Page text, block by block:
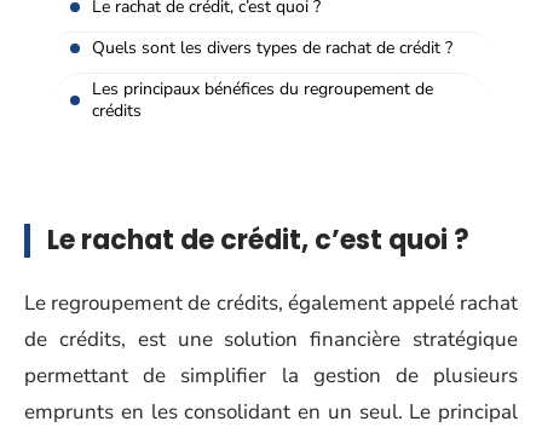
Le rachat de crédit, c’est quoi ?
Quels sont les divers types de rachat de crédit ?
Les principaux bénéfices du regroupement de
crédits
Le rachat de crédit, c’est quoi ?
Le regroupement de crédits, également appelé rachat
de crédits, est une solution financière stratégique
permettant de simplifier la gestion de plusieurs
emprunts en les consolidant en un seul. Le principal